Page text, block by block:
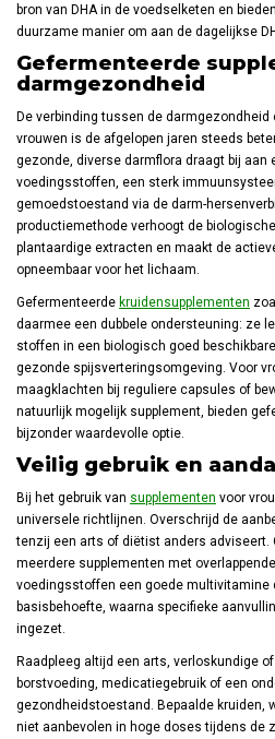
bron van DHA in de voedselketen en
duurzame manier om aan de dagelijkse
Gefermenteerde
darmgezondheid
De verbinding tussen de
vrouwen is de afgelopen jaren steeds
gezonde, diverse darmflora draagt bij aan
voedingsstoffen, een sterk
gemoedstoestand via de darm-
productiemethode verhoogt de
plantaardige extracten en maakt de
opneembaar voor het lichaam.
Gefermenteerde kruidensupplementen
daarmee een dubbele ondersteuning: ze
stoffen in een biologisch goed
gezonde spijsverteringsomgeving. Voor
maagklachten bij reguliere capsules of
natuurlijk mogelijk supplement, bieden
bijzonder waardevolle optie.
Veilig gebruik en
Bij het gebruik van supplementen voor
universele richtlijnen. Overschrijd de
tenzij een arts of diëtist anders adviseert.
meerdere supplementen met
voedingsstoffen een goede multivitamine
basisbehoefte, waarna specifieke
ingezet.
Raadpleeg altijd een arts, verloskundige
borstvoeding, medicatiegebruik of een
gezondheidstoestand. Bepaalde kruiden,
niet aanbevolen in hoge doses tijdens de